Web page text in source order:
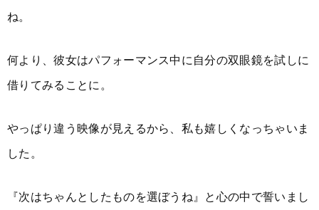
ね。
何より、彼女はパフォーマンス中に自分の双眼鏡を試しに
借りてみることに。
やっぱり違う映像が見えるから、私も嬉しくなっちゃいま
した。
『次はちゃんとしたものを選ぼうね』と心の中で誓いまし